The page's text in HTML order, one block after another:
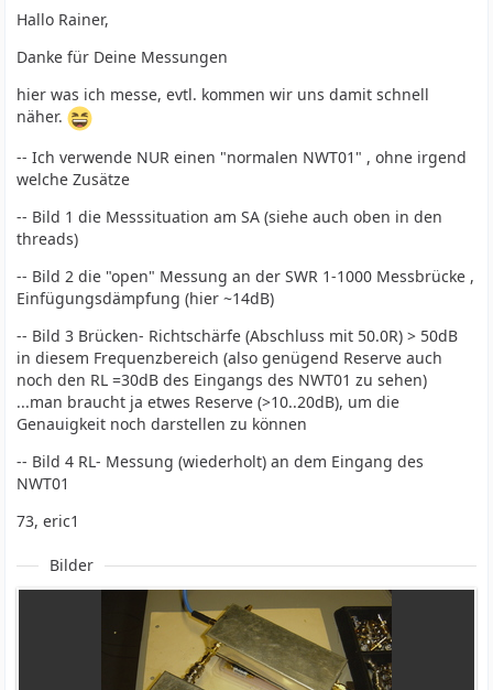
Hallo Rainer,
Danke für Deine Messungen
hier was ich messe, evtl. kommen wir uns damit schnell
näher.
-- Ich verwende NUR einen "normalen NWT01" , ohne irgend
welche Zusätze
-- Bild 1 die Messsituation am SA (siehe auch oben in den
threads)
-- Bild 2 die "open" Messung an der SWR 1-1000 Messbrücke ,
Einfügungsdämpfung (hier ~14dB)
-- Bild 3 Brücken- Richtschärfe (Abschluss mit 50.0R) > 50dB
in diesem Frequenzbereich (also genügend Reserve auch
noch den RL =30dB des Eingangs des NWT01 zu sehen)
...man braucht ja etwes Reserve (>10..20dB), um die
Genauigkeit noch darstellen zu können
-- Bild 4 RL- Messung (wiederholt) an dem Eingang des
NWT01
73, eric1
Bilder